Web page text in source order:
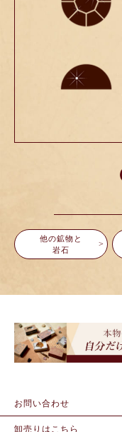
他の鉱物と
岩石
お問い合わせ
卸売りはこちら